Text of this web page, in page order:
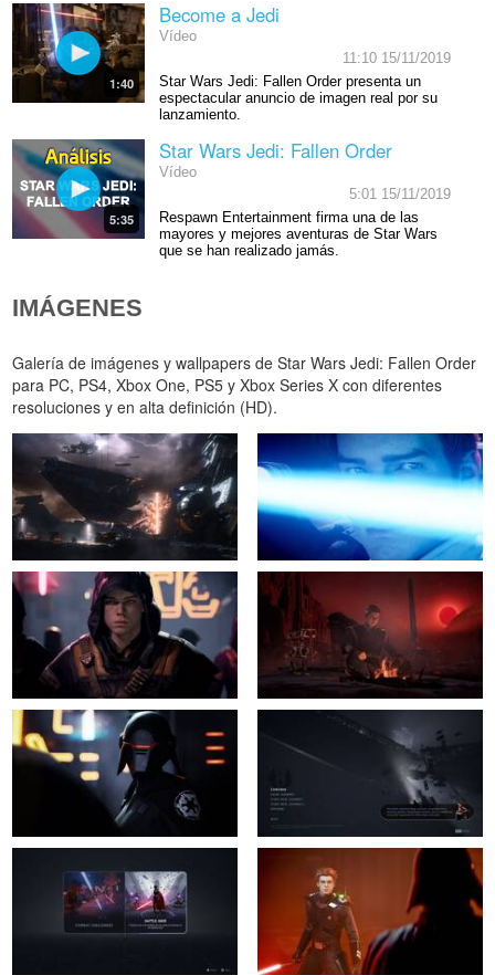
1:40
Become a Jedi
Vídeo
11:10 15/11/2019
Star Wars Jedi: Fallen Order presenta un
espectacular anuncio de imagen real por su
lanzamiento.
5:35
Star Wars Jedi: Fallen Order
Vídeo
5:01 15/11/2019
Respawn Entertainment firma una de las
mayores y mejores aventuras de Star Wars
que se han realizado jamás.
IMÁGENES
Galería de imágenes y wallpapers de Star Wars Jedi: Fallen Order
para PC, PS4, Xbox One, PS5 y Xbox Series X con diferentes
resoluciones y en alta definición (HD).